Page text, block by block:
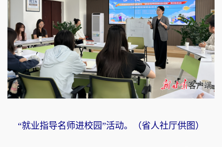
“就业指导名师进校园”活动。（省人社厅供图）